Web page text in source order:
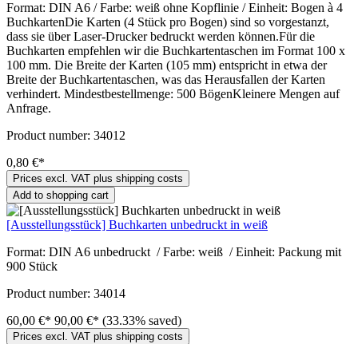
Format: DIN A6 / Farbe: weiß ohne Kopflinie / Einheit: Bogen à 4
BuchkartenDie Karten (4 Stück pro Bogen) sind so vorgestanzt,
dass sie über Laser-Drucker bedruckt werden können.Für die
Buchkarten empfehlen wir die Buchkartentaschen im Format 100 x
100 mm. Die Breite der Karten (105 mm) entspricht in etwa der
Breite der Buchkartentaschen, was das Herausfallen der Karten
verhindert. Mindestbestellmenge: 500 BögenKleinere Mengen auf
Anfrage.
Product number: 34012
0,80 €*
Prices excl. VAT plus shipping costs
Add to shopping cart
[Ausstellungsstück] Buchkarten unbedruckt in weiß
Format: DIN A6 unbedruckt / Farbe: weiß / Einheit: Packung mit
900 Stück
Product number: 34014
60,00 €* 90,00 €* (33.33% saved)
Prices excl. VAT plus shipping costs